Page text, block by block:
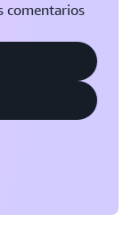
comentarios